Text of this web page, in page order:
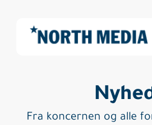
Fra koncernen og alle